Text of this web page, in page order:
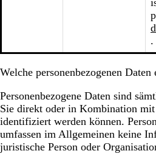
.
Welche personenbezogenen Daten
Personenbezogene Daten sind
Sie direkt oder in Kombination
identifiziert werden können.
umfassen im Allgemeinen keine
juristische Person oder